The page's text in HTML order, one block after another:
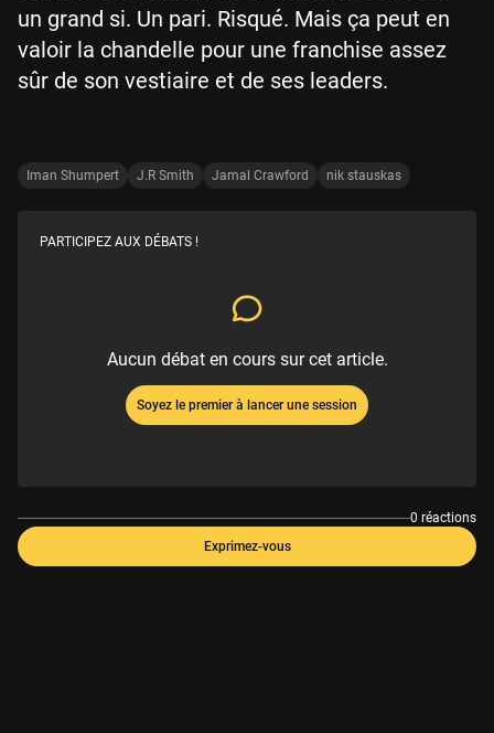
un grand si. Un pari. Risqué. Mais ça peut en
valoir la chandelle pour une franchise assez
sûr de son vestiaire et de ses leaders.
Iman Shumpert J.R Smith Jamal Crawford nik stauskas
PARTICIPEZ AUX DÉBATS !
Aucun débat en cours sur cet article.
Soyez le premier à lancer une session
0 réactions
Exprimez-vous